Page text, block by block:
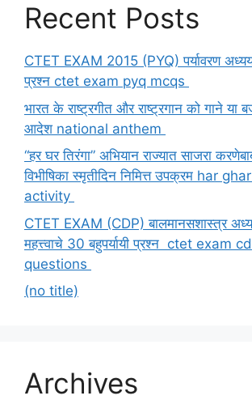
Recent Posts
CTET EXAM 2015 (PYQ) पर्यावरण
प्रश्न ctet exam pyq mcqs
भारत के राष्ट्रगीत और राष्ट्रगान को गाने
आदेश national anthem
“हर घर तिरंगा” अभियान राज्यात साजरा
विभीषिका स्मृतीदिन निमित्त उपक्रम har
activity
CTET EXAM (CDP) बालमानसशास्त्र
महत्त्वाचे 30 बहुपर्यायी प्रश्न ctet exam
questions
(no title)
Archives